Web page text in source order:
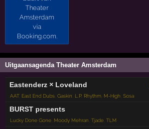
Uitgaansagenda Theater Amsterdam
Eastenderz × Loveland
AAT, East End Dubs,Gaskin, L.P. Rhythm, M-High,Sosa
BURST presents
Lucky Done Gone, Moody Mehran,Tjade,TLM